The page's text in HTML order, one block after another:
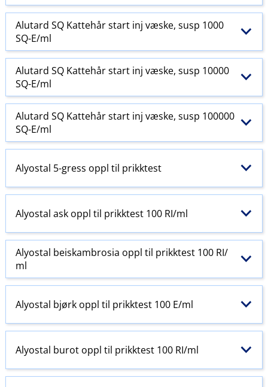
Alutard SQ Kattehår start inj væske, susp 1000
SQ-E​/​ml
Alutard SQ Kattehår start inj væske, susp 10000
SQ-E​/​ml
Alutard SQ Kattehår start inj væske, susp 100000
SQ-E​/​ml
Alyostal 5-gress oppl til prikktest
Alyostal ask oppl til prikktest 100 RI​/​ml
Alyostal beiskambrosia oppl til prikktest 100 RI​/​
ml
Alyostal bjørk oppl til prikktest 100 E​/​ml
Alyostal burot oppl til prikktest 100 RI​/​ml